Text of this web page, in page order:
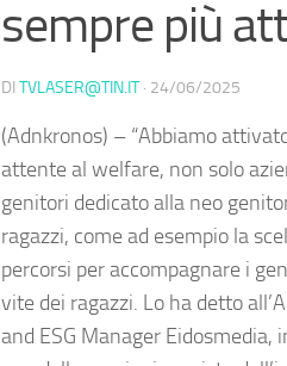
sempre più
DI TVLASER@TIN.IT · 24/06/2025
(Adnkronos) – “Abbiamo
attente al welfare, non solo
genitori dedicato alla neo
ragazzi, come ad esempio la
percorsi per accompagnare i
vite dei ragazzi. Lo ha detto
and ESG Manager Eidosmedia,